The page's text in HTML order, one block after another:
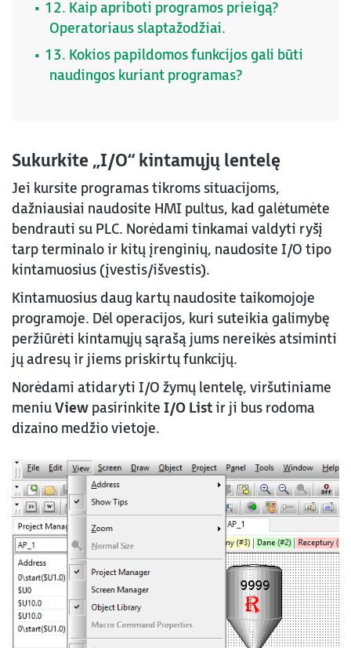
12. Kaip apriboti programos prieigą?
Operatoriaus slaptažodžiai.
13. Kokios papildomos funkcijos gali būti
naudingos kuriant programas?
Sukurkite „I/O“ kintamųjų lentelę
Jei kursite programas tikroms situacijoms,
dažniausiai naudosite HMI pultus, kad galėtumėte
bendrauti su PLC. Norėdami tinkamai valdyti ryšį
tarp terminalo ir kitų įrenginių, naudosite I/O tipo
kintamuosius (įvestis/išvestis).
Kintamuosius daug kartų naudosite taikomojoje
programoje. Dėl operacijos, kuri suteikia galimybę
peržiūrėti kintamųjų sąrašą jums nereikės atsiminti
jų adresų ir jiems priskirtų funkcijų.
Norėdami atidaryti I/O žymų lentelę, viršutiniame
meniuView pasirinkite I/O Listir ji bus rodoma
dizaino medžio vietoje.